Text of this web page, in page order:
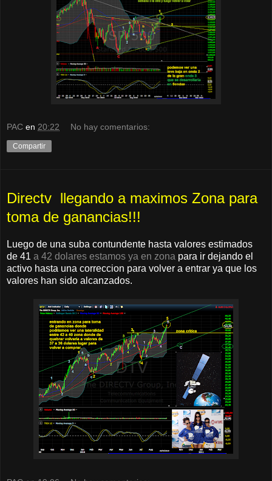
PAC en 20:22 No hay comentarios:
Compartir
Directv llegando a maximos Zona para
toma de ganancias!!!
Luego de una suba contundente hasta valores estimados
de 41 a 42 dolares estamos ya en zona para ir dejando el
activo hasta una correccion para volver a entrar ya que los
valores han sido alcanzados.